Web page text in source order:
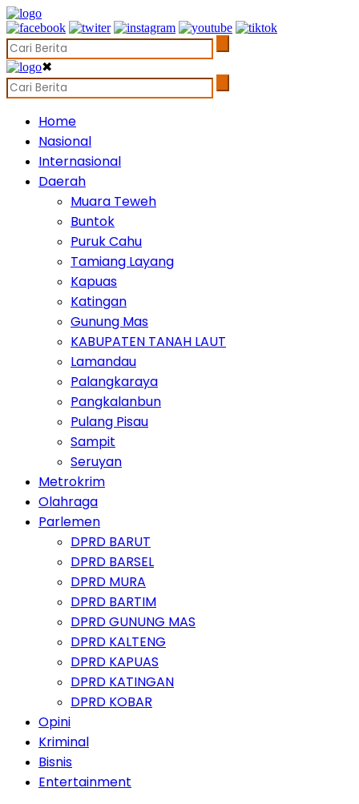
✖
Home
Nasional
Internasional
Daerah
Muara Teweh
Buntok
Puruk Cahu
Tamiang Layang
Kapuas
Katingan
Gunung Mas
KABUPATEN TANAH LAUT
Lamandau
Palangkaraya
Pangkalanbun
Pulang Pisau
Sampit
Seruyan
Metrokrim
Olahraga
Parlemen
DPRD BARUT
DPRD BARSEL
DPRD MURA
DPRD BARTIM
DPRD GUNUNG MAS
DPRD KALTENG
DPRD KAPUAS
DPRD KATINGAN
DPRD KOBAR
Opini
Kriminal
Bisnis
Entertainment